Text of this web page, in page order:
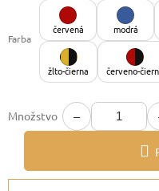
Farba
červená modrá
žlto-čierna červeno-
Množstvo −